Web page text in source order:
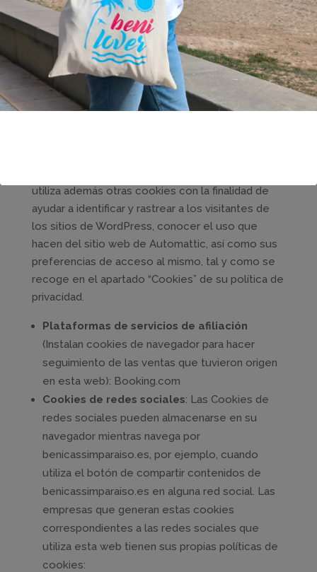
WordPress, propiedad de la empresa
norteamericana Automattic, Inc. A tales
efectos, el uso de tales cookies por los
sistemas no nunca están bajo control o gestión
de la responsable de la web, pueden cambiar
su función en cualquier momento, y entrar
utiliza además otras cookies con la finalidad de
ayudar a identificar y rastrear a los visitantes de
los sitios de WordPress, conocer el uso que
hacen del sitio web de Automattic, así como sus
preferencias de acceso al mismo, tal y como se
recoge en el apartado “Cookies” de su política de
privacidad.
Plataformas de servicios de afiliación
(Instalan cookies de navegador para hacer
seguimiento de las ventas que tuvieron origen
en esta web): Booking.com
Cookies de redes sociales: Las Cookies de
redes sociales pueden almacenarse en su
navegador mientras navega por
benicassimparaiso.es, por ejemplo, cuando
utiliza el botón de compartir contenidos de
benicassimparaiso.es en alguna red social. Las
empresas que generan estas cookies
correspondientes a las redes sociales que
utiliza esta web tienen sus propias políticas de
cookies: